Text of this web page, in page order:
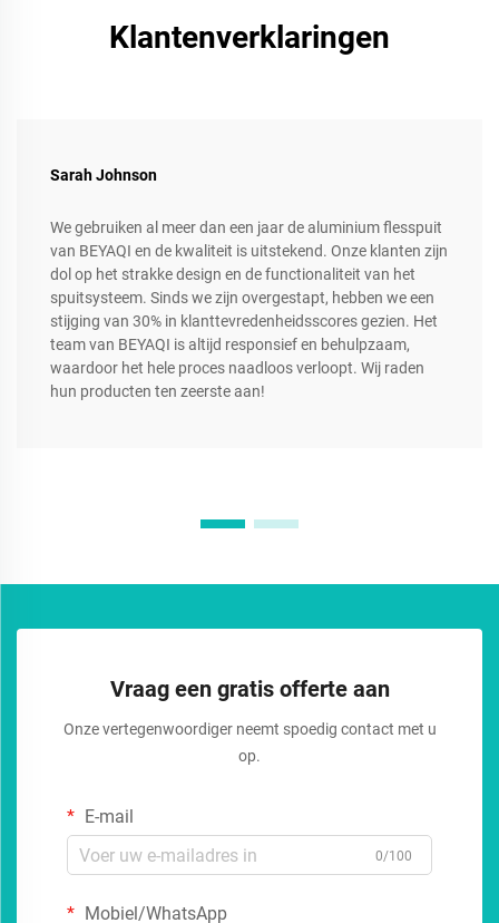
Klantenverklaringen
Sarah Johnson
We gebruiken al meer dan een jaar de aluminium flesspuit
van BEYAQI en de kwaliteit is uitstekend. Onze klanten zijn
dol op het strakke design en de functionaliteit van het
spuitsysteem. Sinds we zijn overgestapt, hebben we een
stijging van 30% in klanttevredenheidsscores gezien. Het
team van BEYAQI is altijd responsief en behulpzaam,
waardoor het hele proces naadloos verloopt. Wij raden
hun producten ten zeerste aan!
Vraag een gratis offerte aan
Onze vertegenwoordiger neemt spoedig contact met u
op.
E-mail
0/100
Mobiel/WhatsApp